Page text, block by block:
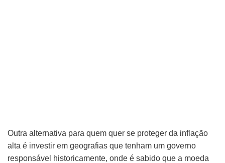
Outra alternativa para quem quer se proteger da inflação
alta é investir em geografias que tenham um governo
responsável historicamente, onde é sabido que a moeda